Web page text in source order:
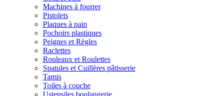
Machines à fourrer
Pistolets
Plaques à pain
Pochoirs plastiques
Peignes et Règles
Raclettes
Rouleaux et Roulettes
Spatules et Cuillères pâtisserie
Tamis
Toiles à couche
Ustensiles boulangerie